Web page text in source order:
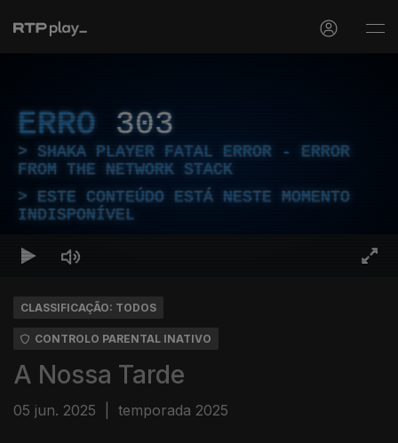
ERRO 303
SHAKA PLAYER FATAL ERROR - ERROR
FROM THE NETWORK STACK
ESTE CONTEÚDO ESTÁ NESTE MOMENTO
INDISPONÍVEL
CLASSIFICAÇÃO: TODOS
CONTROLO PARENTAL INATIVO
A Nossa Tarde
05 jun. 2025 temporada 2025